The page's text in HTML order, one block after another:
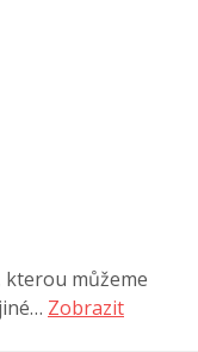
můžeme
Zobrazit